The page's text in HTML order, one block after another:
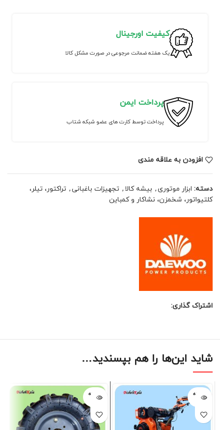
کیفیت اورجینال
یک هفته ضمانت مرجوعی در صورت مشکل کالا
پرداخت ایمن
پرداخت توسط کارت های عضو شبکه شتاب
افزودن به علاقه مندی
دسته: ابزار موتوری, بیشه کالا , تجهیزات باغبانی, تراکتور، تیلر،
کلتیواتور، شخمزن، نشاکار و کمباین
اشتراک گذاری:
شاید این‌ها را هم بپسندید…
فروخته
شده
فروخته
شده